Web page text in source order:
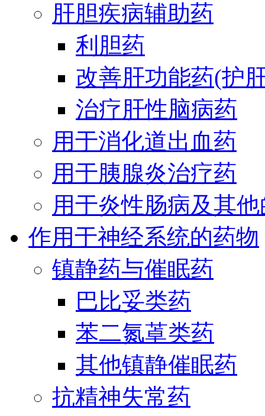
肝胆疾病辅助药
利胆药
改善肝功能药(护
治疗肝性脑病药
用于消化道出血药
用于胰腺炎治疗药
用于炎性肠病及其
作用于神经系统的药物
镇静药与催眠药
巴比妥类药
苯二氮䓬类药
其他镇静催眠药
抗精神失常药